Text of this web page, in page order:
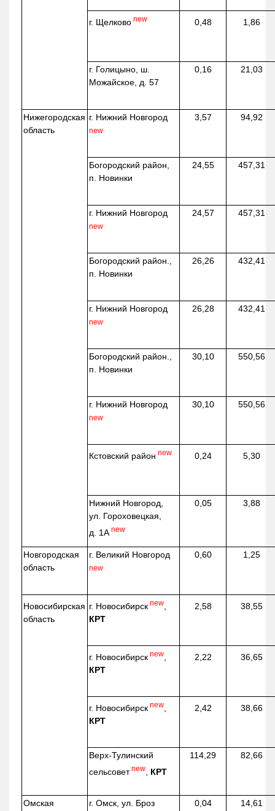
г. Щелково new 0,48 1,86
г. Голицыно, ш.
Можайское, д. 57
0,16 21,03
Нижегородская
область
г. Нижний Новгород
new
3,57 94,92
Богородский район,
п. Новинки
24,55 457,31
г. Нижний Новгород
new
24,57 457,31
Богородский район.,
п. Новинки
26,26 432,41
г. Нижний Новгород
new
26,28 432,41
Богородский район.,
п. Новинки
30,10 550,56
г. Нижний Новгород
new
30,10 550,56
Кстовский район new 0,24 5,30
Нижний Новгород,
ул. Гороховецкая,
д. 1А new
0,05 3,88
Новгородская
область
г. Великий Новгород
new
0,60 1,25
Новосибирская
область
г. Новосибирск new
КРТ
2,58 38,55
г. Новосибирск new
КРТ
2,22 36,65
г. Новосибирск new
КРТ
2,42 38,66
Верх-Тулинский
сельсовет new КРТ
114,29 82,66
Омская г. Омск, ул. Броз 0,04 14,61